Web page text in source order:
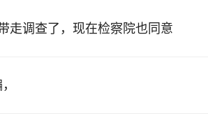
走调查了，现在检察院也同意